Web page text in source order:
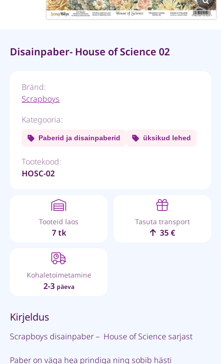
Disainpaber- House of Science 02
Bränd:
Scrapboys
Kategooria:
Paberid ja disainpaberid üksikud lehed
Tootekood:
HOSC-02
Tooteid laos
7 tk
Tasuta transport
35 €
Kohaletoimetamine
2-3 päeva
Kirjeldus
Scrapboys disainpaber – House of Science sarjast
Paber on väga hea prindiga ning sobib hästi